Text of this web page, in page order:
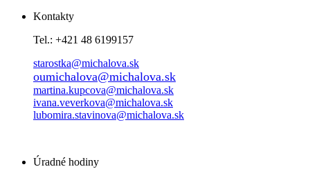
Kontakty
Tel.: +421 48 6199157
starostka@michalova.sk
oumichalova@michalova.sk
martina.kupcova@michalova.sk
ivana.veverkova@michalova.sk
lubomira.stavinova@michalova.sk
Úradné hodiny